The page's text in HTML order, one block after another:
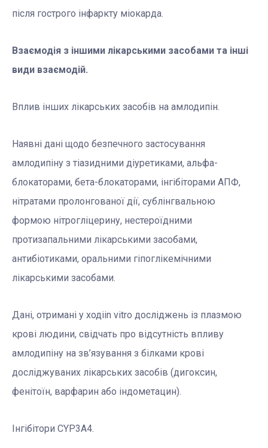
після гострого інфаркту міокарда.
Взаємодія з іншими лікарськими засобами та інші
види взаємодій.
Вплив інших лікарських засобів на амлодипін.
Наявні дані щодо безпечного застосування
амлодипіну з тіазидними діуретиками, альфа-
блокаторами, бета-блокаторами, інгібіторами АПФ,
нітратами пролонгованої дії, сублінгвальною
формою нітрогліцерину, нестероїдними
протизапальними лікарськими засобами,
антибіотиками, оральними гіпоглікемічними
лікарськими засобами.
Дані, отримані у ходііn vitro досліджень із плазмою
крові людини, свідчать про відсутність впливу
амлодипіну на зв’язування з білками крові
досліджуваних лікарських засобів (дигоксин,
фенітоїн, варфарин або індометацин).
Інгібітори CYP3A4.